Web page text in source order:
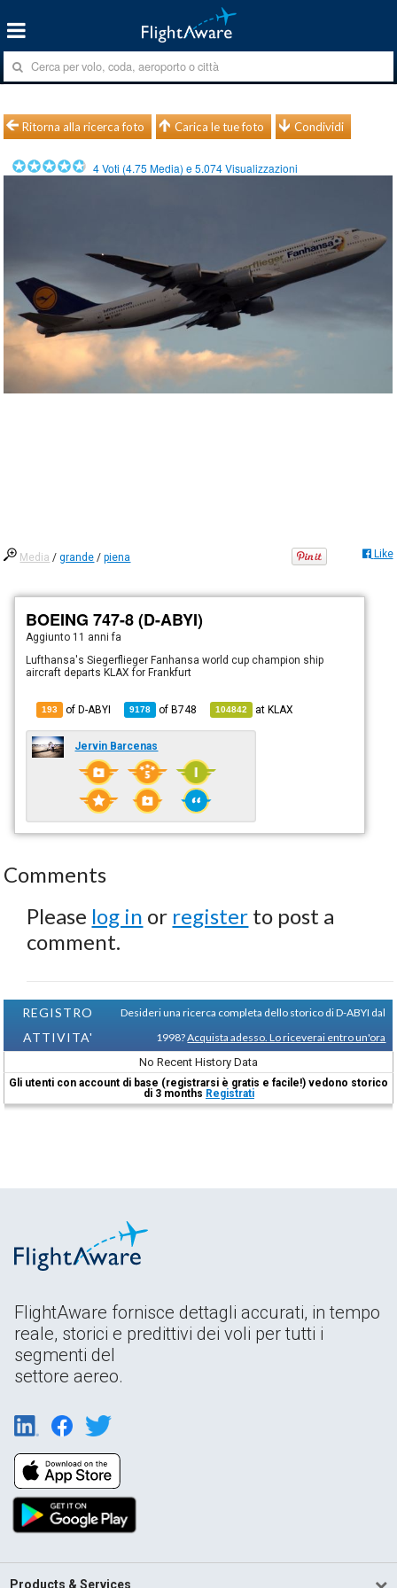
Ritorna alla ricerca foto Carica le tue foto Condividi
4Voti (4.75 Media) e5.074Visualizzazioni
Media /grande /piena Like
BOEING 747-8 (D-ABYI)
Aggiunto 11 anni fa
Lufthansa's Siegerflieger Fanhansa world cup champion ship
aircraft departs KLAX for Frankfurt
193 of D-ABYI 9178 ofB748 104842 atKLAX
Jervin Barcenas
Comments
Please log in or register to post a
comment.
REGISTRO
ATTIVITA'
Desideri una ricerca completa dello storico di D-ABYI dal
1998?Acquista adesso. Lo riceverai entro un'ora
No Recent History Data
Gli utenti con account di base (registrarsi è gratis e facile!) vedono storico
di 3 months Registrati
FlightAware fornisce dettagli accurati, in tempo
reale, storici e predittivi dei voli per tutti i
segmenti del
settore aereo.
Products & Services